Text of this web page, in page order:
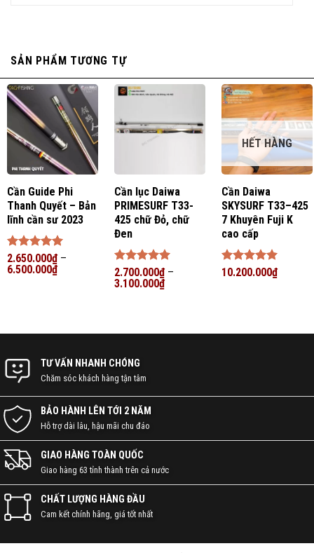
SẢN PHẨM TƯƠNG TỰ
Cần Guide Phi
Thanh Quyết – Bản
lĩnh cần sư 2023
Được xếp
hạng55
2.650.000₫–
6.500.000₫
Cần lục Daiwa
PRIMESURF T33-
425 chữ Đỏ, chữ
Đen
Được xếp
hạng55
2.700.000₫–
3.100.000₫
HẾT HÀNG
Cần Daiwa
SKYSURF T33–425
7 Khuyên Fuji K
cao cấp
Được xếp
10.200.000₫
TƯ VẤN NHANH CHÓNG
Chăm sóc khách hàng tận tâm
BẢO HÀNH LÊN TỚI 2 NĂM
Hỗ trợ dài lâu, hậu mãi chu đáo
GIAO HÀNG TOÀN QUỐC
Giao hàng 63 tỉnh thành trên cả nước
CHẤT LƯỢNG HÀNG ĐẦU
Cam kết chính hãng, giá tốt nhất